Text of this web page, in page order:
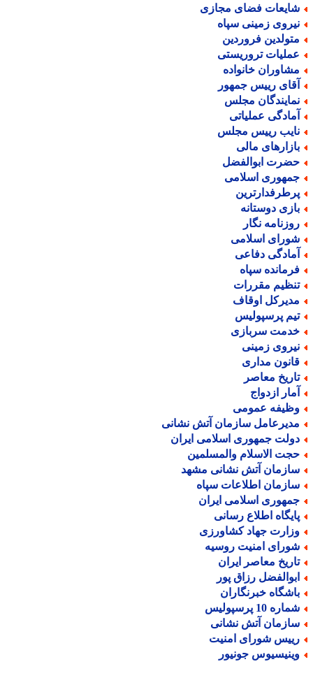
فضای مجازی
زمینی سپاه
فروردین
تروریستی
خانواده
رییس جمهور
مجلس
عملیاتی
رییس مجلس
مالی
ابوالفضل
اسلامی
دوستانه
نگار
اسلامی
دفاعی
سپاه
مقررات
اوقاف
پرسپولیس
سربازی
زمینی
مداری
معاصر
ازدواج
عمومی
سازمان آتش نشانی
جمهوری اسلامی ایران
الاسلام والمسلمین
آتش نشانی مشهد
اطلاعات سپاه
اسلامی ایران
اطلاع رسانی
جهاد کشاورزی
امنیت روسیه
معاصر ایران
رزاق پور
خبرنگاران
10 پرسپولیس
آتش نشانی
شورای امنیت
جونیور